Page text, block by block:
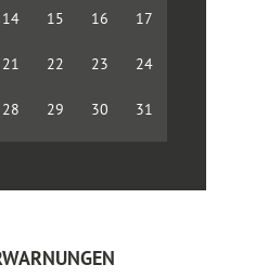
14 15 16 17
21 22 23 24
28 29 30 31